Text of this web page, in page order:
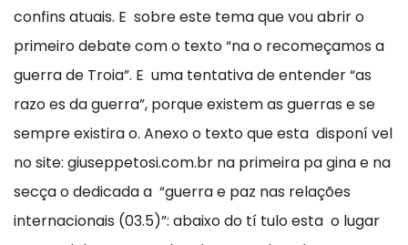
confins atuais. E sobre este tema que vou abrir o
primeiro debate com o texto “na o recomeçamos a
guerra de Troia”. E uma tentativa de entender “as
razo es da guerra”, porque existem as guerras e se
sempre existira o. Anexo o texto que esta disponí vel
no site: giuseppetosi.com.br na primeira pa gina e na
secça o dedicada a “guerra e paz nas relações
internacionais (03.5)”: abaixo do tí tulo esta o lugar